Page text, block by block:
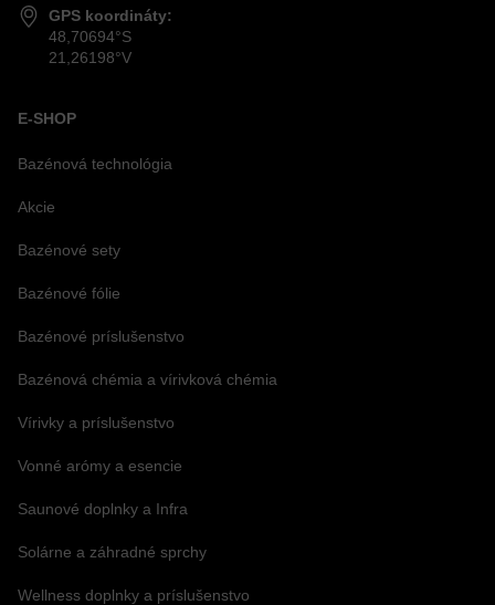
GPS koordináty:
48,70694°S
21,26198°V
E-SHOP
Bazénová technológia
Akcie
Bazénové sety
Bazénové fólie
Bazénové príslušenstvo
Bazénová chémia a vírivková chémia
Vírivky a príslušenstvo
Vonné arómy a esencie
Saunové doplnky a Infra
Solárne a záhradné sprchy
Wellness doplnky a príslušenstvo